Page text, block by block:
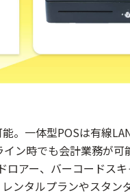
。一体型POSは有線
ン時でも会計業務が可
ロアー、バーコードス
ンタルプランやスタン